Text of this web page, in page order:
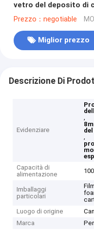
vetro del deposito di
progettazione del
Prezzo：negotiable
Miglior prezzo
Descrizione Di
Evidenziare
,
,
Capacità di
alimentazione
Imballaggi
particolari
Luogo di origine
Marca